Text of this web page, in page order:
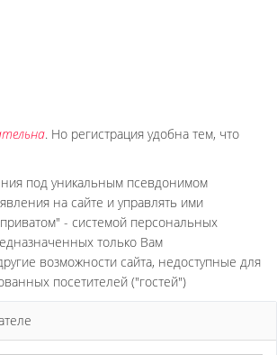
. Но регистрация удобна тем, что
под уникальным псевдонимом
на сайте и управлять ими
- системой персональных
только Вам
возможности сайта, недоступные для
посетителей ("гостей")